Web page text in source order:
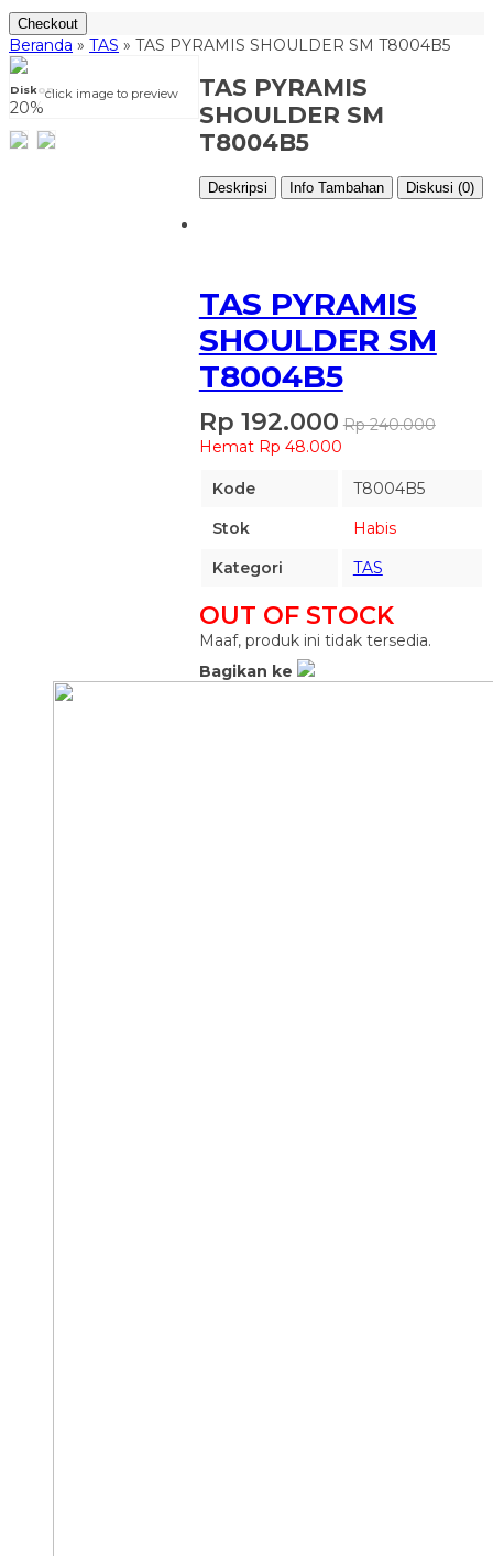
Checkout
Beranda » TAS » TAS PYRAMIS SHOULDER SM T8004B5
click image to preview
Diskon
20%
TAS PYRAMIS
SHOULDER SM
T8004B5
Rp 192.000 Rp 240.000
Hemat Rp 48.000
Kode
T8004B5
Stok
Habis
Kategori
TAS
OUT OF STOCK
Maaf, produk ini tidak tersedia.
Bagikan ke
TAS PYRAMIS
SHOULDER SM
T8004B5
Deskripsi Info Tambahan Diskusi (0)